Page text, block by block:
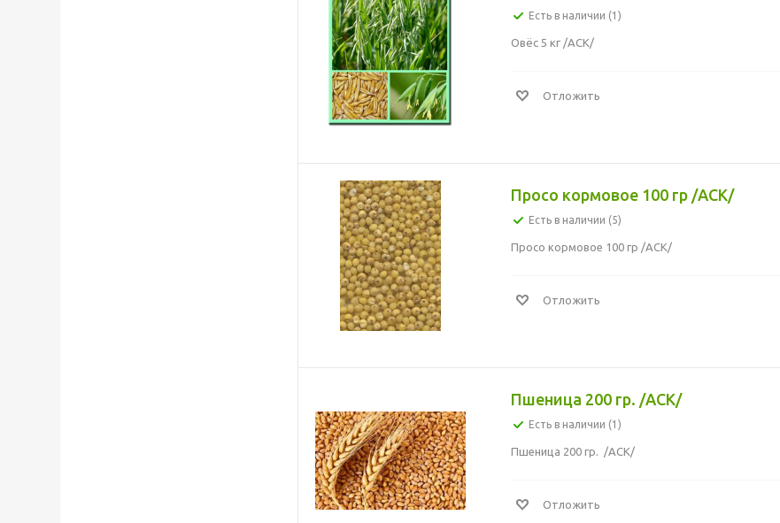
Есть в наличии (1)
Овёс 5 кг /АСК/
Отложить
Просо кормовое 100 гр /АСК/
Есть в наличии (5)
Просо кормовое 100 гр /АСК/
Отложить
Пшеница 200 гр. /АСК/
Есть в наличии (1)
Пшеница 200 гр. /АСК/
Отложить